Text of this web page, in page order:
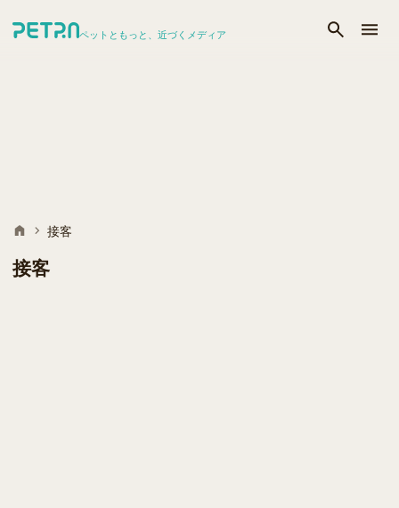
ペットともっと、近づくメディア
接客
接客